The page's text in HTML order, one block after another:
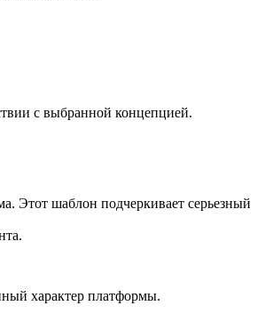
с выбранной концепцией.
Этот шаблон подчеркивает серьезный
характер платформы.